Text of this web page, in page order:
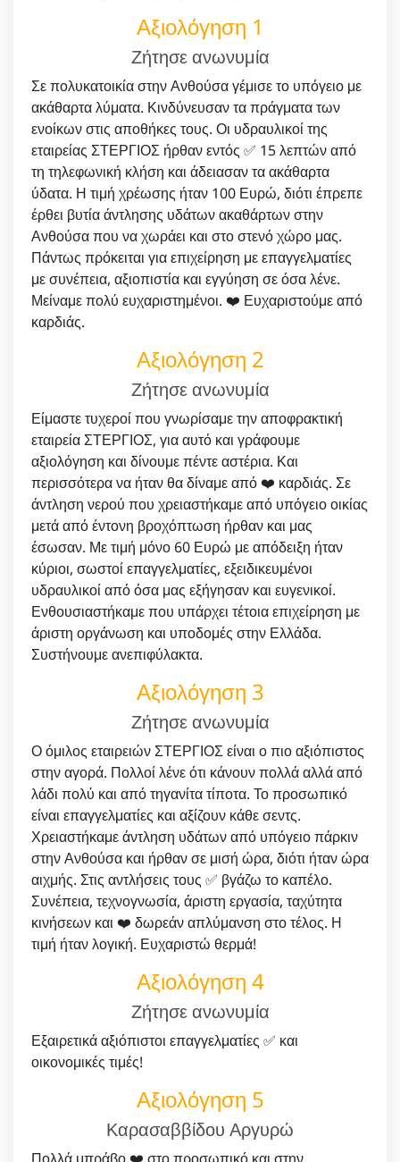
Αξιολόγηση 1
Ζήτησε ανωνυμία
Σε πολυκατοικία στην Ανθούσα γέμισε το υπόγειο με
ακάθαρτα λύματα. Κινδύνευσαν τα πράγματα των
ενοίκων στις αποθήκες τους. Οι υδραυλικοί της
εταιρείας ΣΤΕΡΓΙΟΣ ήρθαν εντός ✅ 15 λεπτών από
τη τηλεφωνική κλήση και άδειασαν τα ακάθαρτα
ύδατα. Η τιμή χρέωσης ήταν 100 Ευρώ, διότι έπρεπε
έρθει βυτία άντλησης υδάτων ακαθάρτων στην
Ανθούσα που να χωράει και στο στενό χώρο μας.
Πάντως πρόκειται για επιχείρηση με επαγγελματίες
με συνέπεια, αξιοπιστία και εγγύηση σε όσα λένε.
Μείναμε πολύ ευχαριστημένοι. ❤️ Ευχαριστούμε από
καρδιάς.
Αξιολόγηση 2
Ζήτησε ανωνυμία
Είμαστε τυχεροί που γνωρίσαμε την αποφρακτική
εταιρεία ΣΤΕΡΓΙΟΣ, για αυτό και γράφουμε
αξιολόγηση και δίνουμε πέντε αστέρια. Και
περισσότερα να ήταν θα δίναμε από ❤️ καρδιάς. Σε
άντληση νερού που χρειαστήκαμε από υπόγειο οικίας
μετά από έντονη βροχόπτωση ήρθαν και μας
έσωσαν. Με τιμή μόνο 60 Ευρώ με απόδειξη ήταν
κύριοι, σωστοί επαγγελματίες, εξειδικευμένοι
υδραυλικοί από όσα μας εξήγησαν και ευγενικοί.
Ενθουσιαστήκαμε που υπάρχει τέτοια επιχείρηση με
άριστη οργάνωση και υποδομές στην Ελλάδα.
Συστήνουμε ανεπιφύλακτα.
Αξιολόγηση 3
Ζήτησε ανωνυμία
Ο όμιλος εταιρειών ΣΤΕΡΓΙΟΣ είναι ο πιο αξιόπιστος
στην αγορά. Πολλοί λένε ότι κάνουν πολλά αλλά από
λάδι πολύ και από τηγανίτα τίποτα. Το προσωπικό
είναι επαγγελματίες και αξίζουν κάθε σεντς.
Χρειαστήκαμε άντληση υδάτων από υπόγειο πάρκιν
στην Ανθούσα και ήρθαν σε μισή ώρα, διότι ήταν ώρα
αιχμής. Στις αντλήσεις τους ✅ βγάζω το καπέλο.
Συνέπεια, τεχνογνωσία, άριστη εργασία, ταχύτητα
κινήσεων και ❤️ δωρεάν απλύμανση στο τέλος. Η
τιμή ήταν λογική. Ευχαριστώ θερμά!
Αξιολόγηση 4
Ζήτησε ανωνυμία
Εξαιρετικά αξιόπιστοι επαγγελματίες ✅ και
οικονομικές τιμές!
Αξιολόγηση 5
Καρασαββίδου Αργυρώ